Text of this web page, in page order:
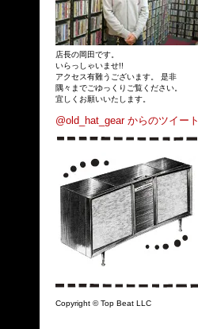
店長の岡田です。
いらっしゃいませ!!
アクセス有難うございます。 是非
隅々までごゆっくりご覧ください。
宜しくお願いいたします。
@old_hat_gear からのツイート
Copyright © Top Beat LLC